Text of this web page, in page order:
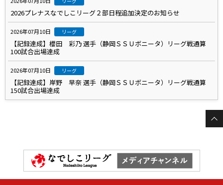
2026プレナスなでしこリーグ２部日程追加決定のお知らせ
2026年07月10日 リーグ
【記録達成】櫻田 彩乃 選手（静岡ＳＳＵボニータ）リーグ戦通算
100試合出場達成
2026年07月10日 リーグ
【記録達成】岸野 早奈 選手（静岡ＳＳＵボニータ）リーグ戦通算
150試合出場達成